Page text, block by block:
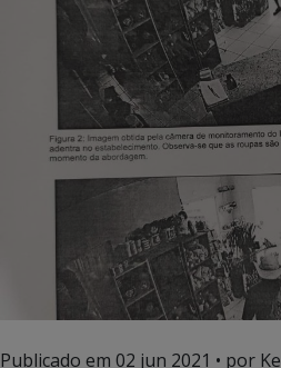
Publicado em 02 jun 2021 • por